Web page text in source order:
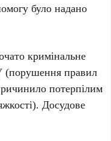
було надано
кримінальне
(порушення правил
потерпілим
Досудове